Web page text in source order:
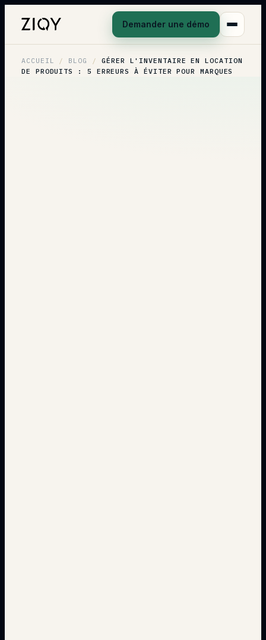
Demander une démo
ACCUEIL / BLOG /
GÉRER L'INVENTAIRE EN LOCATION
DE PRODUITS : 5 ERREURS À ÉVITER POUR MARQUES